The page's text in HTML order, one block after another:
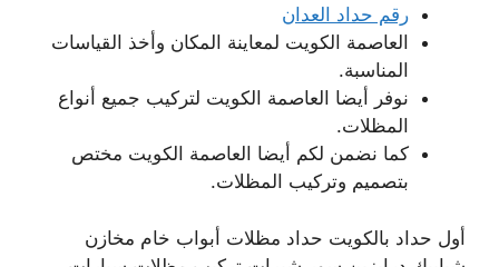
رقم حداد العدان
العاصمة الكويت لمعاينة المكان وأخذ القياسات
المناسبة.
نوفر أيضا العاصمة الكويت لتركيب جميع أنواع
المظلات.
كما نضمن لكم أيضا العاصمة الكويت مختص
بتصميم وتركيب المظلات.
أول حداد بالكويت حداد مظلات أبواب خام مخازن